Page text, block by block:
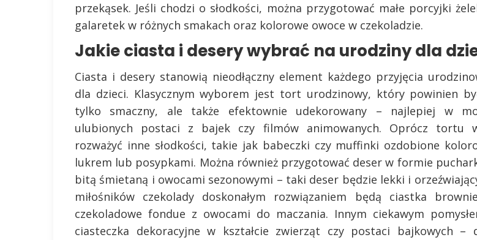
przekąsek. Jeśli chodzi o słodkości, można przygotować małe porcyjki
galaretek w różnych smakach oraz kolorowe owoce w czekoladzie.
Jakie ciasta i desery wybrać na urodziny dla
Ciasta i desery stanowią nieodłączny element każdego przyjęcia
dla dzieci. Klasycznym wyborem jest tort urodzinowy, który powinien
tylko smaczny, ale także efektownie udekorowany – najlepiej w
ulubionych postaci z bajek czy filmów animowanych. Oprócz tortu
rozważyć inne słodkości, takie jak babeczki czy muffinki ozdobione
lukrem lub posypkami. Można również przygotować deser w formie
bitą śmietaną i owocami sezonowymi – taki deser będzie lekki i
miłośników czekolady doskonałym rozwiązaniem będą ciastka
czekoladowe fondue z owocami do maczania. Innym ciekawym
ciasteczka dekoracyjne w kształcie zwierząt czy postaci bajkowych –